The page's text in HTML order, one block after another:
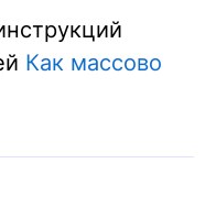
Как массово